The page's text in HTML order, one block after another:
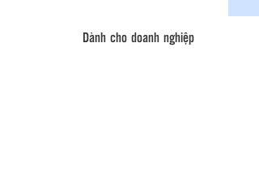
Dành cho doanh nghiệp